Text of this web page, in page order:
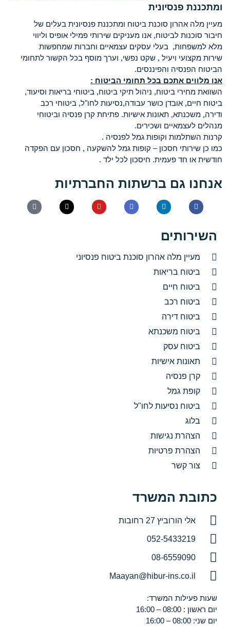
ומתכננת פנסיונית
מעיין מלה אהרון סוכנת ביטוח ומתכננת פנסיונית בעלים של
חיבור סוכנות לביטוח, אנו מעניקים שירותי פמילי אופיס וליווי
מלא למשפחות, בעלי עסקים עצמאיים וחברות שמחפשות
שירות מקצועי ויעיל , שקט נפשי, וערך מוסף בכל הקשור לתחומי
הביטוח הפנסיה והפיננסים.
אנו מלווים אתכם בכל תחומי הביטוח :
השוואת מחירי ביטוח, ניהול תיקי ביטוח, ביטוחי בריאות וסיעוד,
ביטוח חיים, אובדן כושר עבודה,נסיעות לחו"ל, ביטוחי רכב
ודירה, משכנתא, תאונות אישיות. פתיחת קרן פנסיה וביטוחי
מנהלים לעצמאיים ושכירים.
קרנות השתלמות וקופות גמל לפנסיה .
כמו כן שירותי חסכון – קופות גמל להשקעה , חסכון עם הפקדה
חודשית או חד פעמית. חיסכון לכל ילד .
אנחנו גם ברשתות החברתיות
השירותים
מעיין מלה אהרון סוכנת ביטוח פנסיוני
ביטוח בריאות
ביטוח חיים
ביטוח רכב
ביטוח דירה
ביטוח משכנתא
ביטוח עסק
תאונות אישיות
קרן פנסיה
קופת גמל
ביטוח נסיעות לחו"ל
בלוג
הצהרת נגישות
הצהרת פרטיות
צור קשר
כתובת המשרד
אלי הורוביץ 27 רחובות
052-5433219
08-6559090
Maayan@hibur-ins.co.il
שעות פעילות המשרד:
יום ראשון : 08:00 – 16:00
יום שני: 08:00 – 16:00